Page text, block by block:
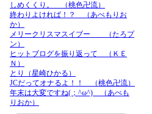
しめくくり。 （桃色卍流）
終わりよければ！？ （あべもりお
か）
メリークリスマスイブー （たろプ
ン）
ヒットブログを振り返って （ＫＥ
Ｎ）
とり（星崎ひかる）
JCだってオナるよ！！ （桃色卍流）
年末は大変ですね(；^ω^) （あべも
りおか）